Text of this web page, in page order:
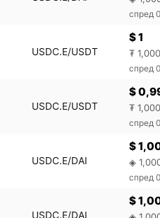
спред
USDC.E/USDT
$ 1
₮
спред
USDC.E/USDT
$
₮
спред
USDC.E/DAI
$
◈
спред
USDC.E/DAI
$